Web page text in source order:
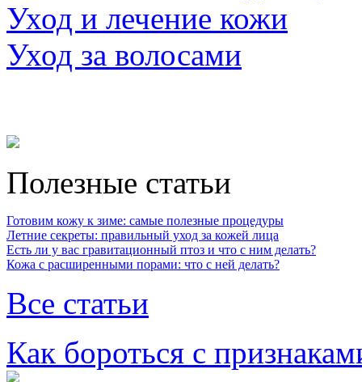
Уход и лечение кожи
Уход за волосами
Полезные статьи
Готовим кожу к зиме: самые полезные процедуры
Летние секреты: правильный уход за кожей лица
Есть ли у вас гравитационный птоз и что с ним делать?
Кожа с расширенными порами: что с ней делать?
Все статьи
Как бороться с